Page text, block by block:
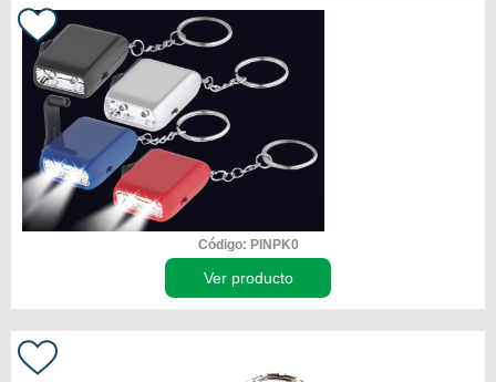
Código: PINPK0
Ver producto